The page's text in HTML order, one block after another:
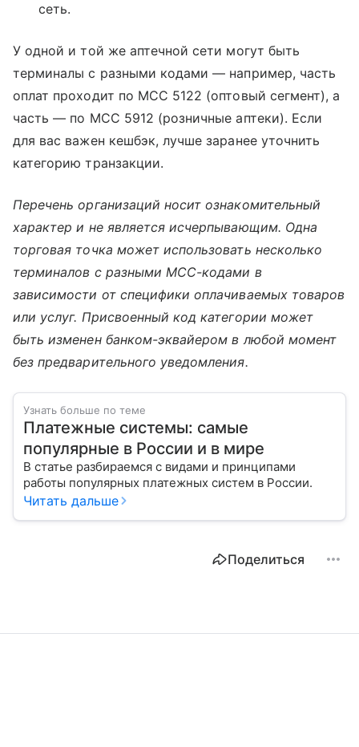
сеть.
У одной и той же аптечной сети могут быть
терминалы с разными кодами — например, часть
оплат проходит по MCC 5122 (оптовый сегмент), а
часть — по MCC 5912 (розничные аптеки). Если
для вас важен кешбэк, лучше заранее уточнить
категорию транзакции.
Перечень организаций носит ознакомительный
характер и не является исчерпывающим. Одна
торговая точка может использовать несколько
терминалов с разными MCC-кодами в
зависимости от специфики оплачиваемых товаров
или услуг. Присвоенный код категории может
быть изменен банком-эквайером в любой момент
без предварительного уведомления.
Узнать больше по теме
Платежные системы: самые
популярные в России и в мире
В статье разбираемся с видами и принципами
работы популярных платежных систем в России.
Читать дальше
Поделиться